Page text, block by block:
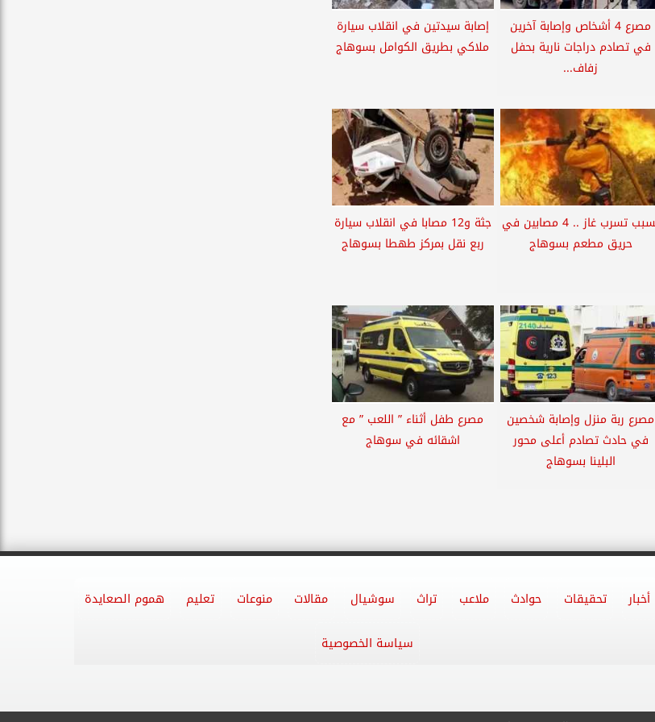
مصرع 4 أشخاص وإصابة آخرين
في تصادم دراجات نارية بحفل
زفاف...
إصابة سيدتين في انقلاب سيارة
ملاكي بطريق الكوامل بسوهاج
بسبب تسرب غاز .. 4 مصابين في
حريق مطعم بسوهاج
جثة و12 مصابا في انقلاب سيارة
ربع نقل بمركز طهطا بسوهاج
مصرع ربة منزل وإصابة شخصين
في حادث تصادم أعلى محور
البلينا بسوهاج
مصرع طفل أثناء ” اللعب ” مع
اشقائه في سوهاج
أخبار تحقيقات حوادث ملاعب تراث سوشيال مقالات منوعات تعليم هموم الصعايدة
سياسة الخصوصية